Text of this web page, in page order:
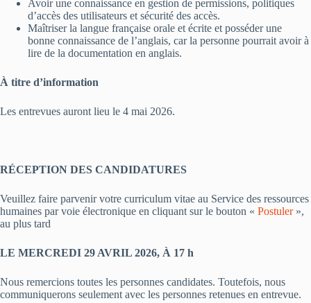
Avoir une connaissance en gestion de permissions, politiques
d’accès des utilisateurs et sécurité des accès.
Maîtriser la langue française orale et écrite et posséder une
bonne connaissance de l’anglais, car la personne pourrait avoir à
lire de la documentation en anglais.
À titre d’information
Les entrevues auront lieu le 4 mai 2026.
RÉCEPTION DES CANDIDATURES
Veuillez faire parvenir votre curriculum vitae au Service des ressources
humaines par voie électronique en cliquant sur le bouton « Postuler»,
au plus tard
LE MERCREDI 29 AVRIL 2026, À 17 h
Nous remercions toutes les personnes candidates. Toutefois, nous
communiquerons seulement avec les personnes retenues en entrevue.